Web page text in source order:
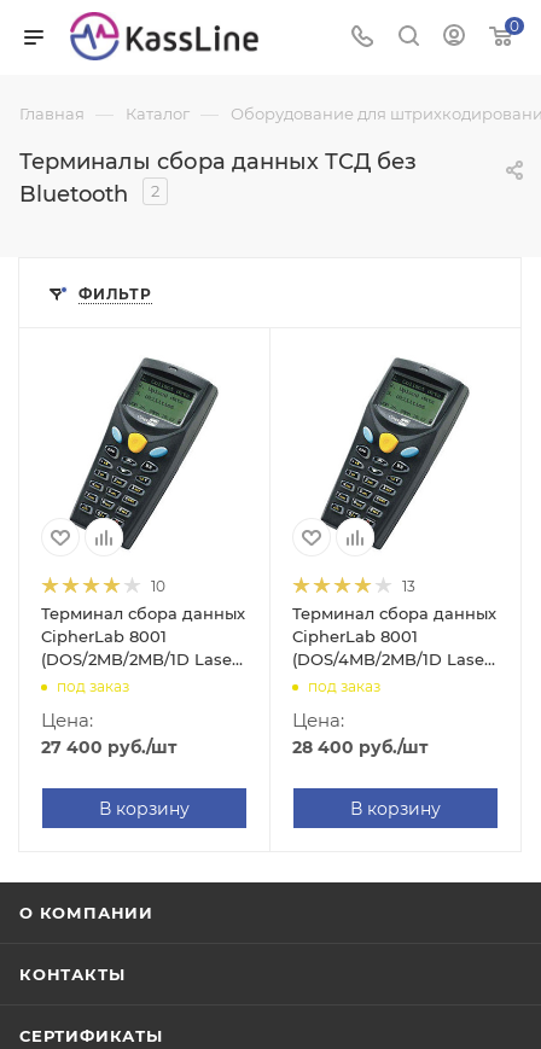
0
Главная — Каталог — Оборудование для
Терминалы сбора данных ТСД без
Bluetooth
2
ФИЛЬТР
10
Терминал сбора данных
CipherLab 8001
(DOS/2MB/2MB/1D Laser
SE950/IrDA/700mAh/без
под заказ
Цена:
27 400 руб./шт
В корзину
13
Терминал сбора данных
CipherLab 8001
(DOS/4MB/2MB/1D Laser
SE950/IrDA/700mAh/без
под заказ
Цена:
28 400 руб./шт
В корзину
О КОМПАНИИ
КОНТАКТЫ
СЕРТИФИКАТЫ